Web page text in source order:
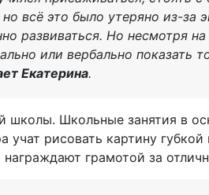
всё это было утеряно из-за
развиваться. Но несмотря
или вербально показать
Екатерина.
школы. Школьные занятия в
рисовать картину
грамотой за